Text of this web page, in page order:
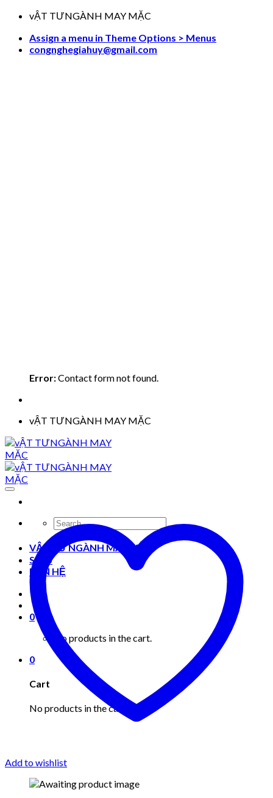
Skip
content
vẬT TƯNGÀNH MAY MẶC
Assign a menu in Theme Options > Menus
congnghegiahuy@gmail.com
Error:Contact form not found.
vẬT TƯNGÀNH MAY MẶC
Search
for:
VẬT TƯ NGÀNH MAY MẶC
Shop
LIÊN HỆ
0
No products in the cart.
0
Cart
No products in the cart.
Add to wishlist